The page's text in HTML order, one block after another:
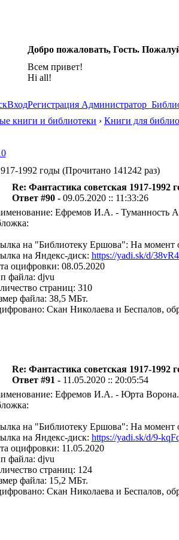
Добро пожаловать, Гость.
Всем привет!
Hi all!
ВходРегистрация Администратор
книги и библиотеки › Книги для
1992 годы (Прочитано 141242 раз)
Re: Фантастика советская 1917-1992
Ответ #90 - 09.05.2020 :: 11:33:26
Ефремов И.А. - Туманность
на "Библиотеку Ершова": На момент
на Яндекс-диск: https://yadi.sk/d/
оцифровки: 08.05.2020
файла: djvu
страниц: 310
файла: 38,5 МБт.
Скан Николаева и Беспалов,
Re: Фантастика советская 1917-1992
Ответ #91 - 11.05.2020 :: 20:05:54
Ефремов И.А. - Юрта Ворона.
на "Библиотеку Ершова": На момент
на Яндекс-диск: https://yadi.sk/d/9-
оцифровки: 11.05.2020
файла: djvu
страниц: 124
файла: 15,2 МБт.
Скан Николаева и Беспалов,